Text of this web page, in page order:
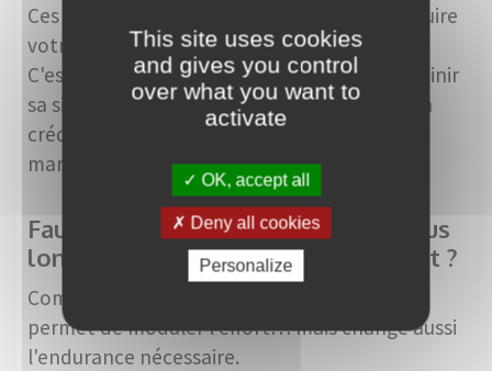
Ces éléments viennent mécaniquement réduire
votre capacité d'emprunt.
C'est pourquoi il est souvent conseillé d'assainir
sa situation financière avant de se lancer. Un
crédit soldé peut, à lui seul, redonner de la
marge… et ouvrir de nouvelles perspectives.
Faut-il emprunter sur une durée plus
longue pour augmenter son budget ?
Comme dans une course, ajuster la distance
permet de moduler l'effort… mais change aussi
l'endurance nécessaire.
This site uses cookies
and gives you control
over what you want to
activate
OK, accept all
Deny all cookies
Personalize